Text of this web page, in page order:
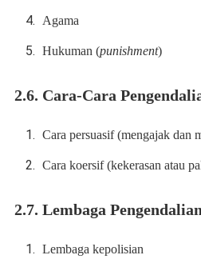
Agama
Hukuman (punishment)
2.6. Cara-Cara
Cara persuasif (mengajak dan
Cara koersif (kekerasan atau
2.7. Lembaga
Lembaga kepolisian